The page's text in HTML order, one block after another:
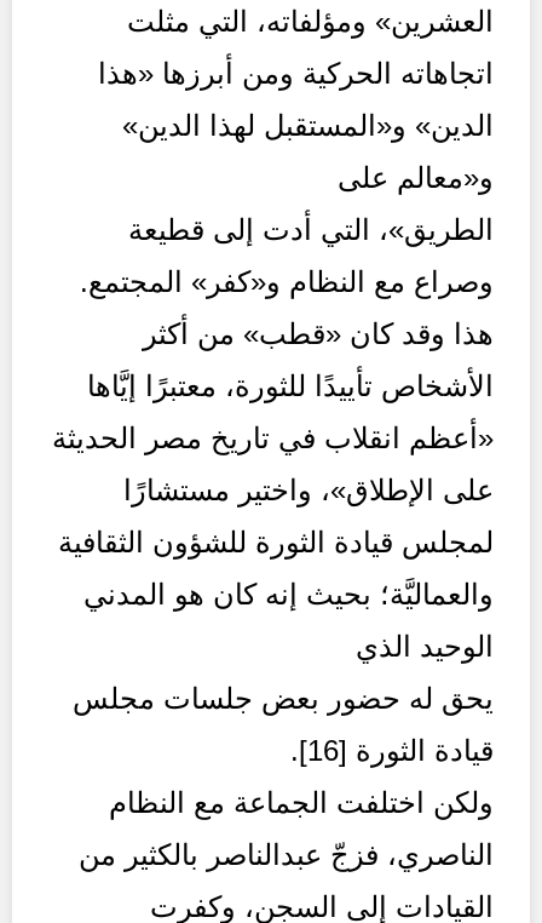
العشرين» ومؤلفاته، التي مثلت
اتجاهاته الحركية ومن أبرزها «هذا
الدين» و«المستقبل لهذا الدين»
و«معالم على
الطريق»، التي أدت إلى قطيعة
وصراع مع النظام و«كفر» المجتمع.
هذا وقد كان «قطب» من أكثر
الأشخاص تأييدًا للثورة، معتبرًا إيَّاها
«أعظم انقلاب في تاريخ مصر الحديثة
على الإطلاق»، واختير مستشارًا
لمجلس قيادة الثورة للشؤون الثقافية
والعماليَّة؛ بحيث إنه كان هو المدني
الوحيد الذي
يحق له حضور بعض جلسات مجلس
قيادة الثورة [16].
ولكن اختلفت الجماعة مع النظام
الناصري، فزجّ عبدالناصر بالكثير من
القيادات إلى السجن، وكفرت